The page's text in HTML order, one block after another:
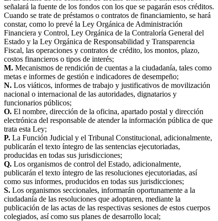
señalará la fuente de los fondos con los que se pagarán esos créditos.
Cuando se trate de préstamos o contratos de financiamiento, se hará
constar, como lo prevé la Ley Orgánica de Administración
Financiera y Control, Ley Orgánica de la Contraloría General del
Estado y la Ley Orgánica de Responsabilidad y Transparencia
Fiscal, las operaciones y contratos de crédito, los montos, plazo,
costos financieros o tipos de interés;
M. Mecanismos de rendición de cuentas a la ciudadanía, tales como
metas e informes de gestión e indicadores de desempeño;
N. Los viáticos, informes de trabajo y justificativos de movilización
nacional o internacional de las autoridades, dignatarios y
funcionarios públicos;
O. El nombre, dirección de la oficina, apartado postal y dirección
electrónica del responsable de atender la información pública de que
trata esta Ley;
P. La Función Judicial y el Tribunal Constitucional, adicionalmente,
publicarán el texto íntegro de las sentencias ejecutoriadas,
producidas en todas sus jurisdicciones;
Q. Los organismos de control del Estado, adicionalmente,
publicarán el texto íntegro de las resoluciones ejecutoriadas, así
como sus informes, producidos en todas sus jurisdicciones;
S. Los organismos seccionales, informarán oportunamente a la
ciudadanía de las resoluciones que adoptaren, mediante la
publicación de las actas de las respectivas sesiones de estos cuerpos
colegiados, así como sus planes de desarrollo local;